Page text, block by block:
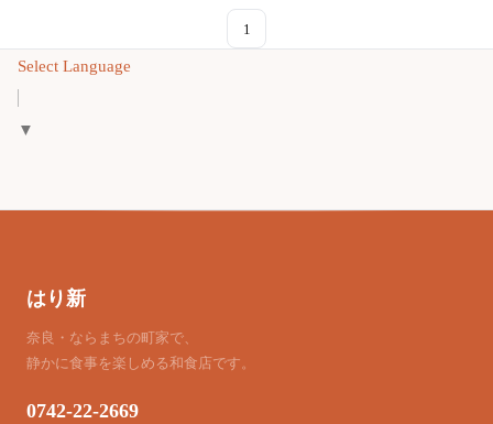
1
Select Language
▼
はり新
奈良・ならまちの町家で、
静かに食事を楽しめる和食店です。
0742-22-2669